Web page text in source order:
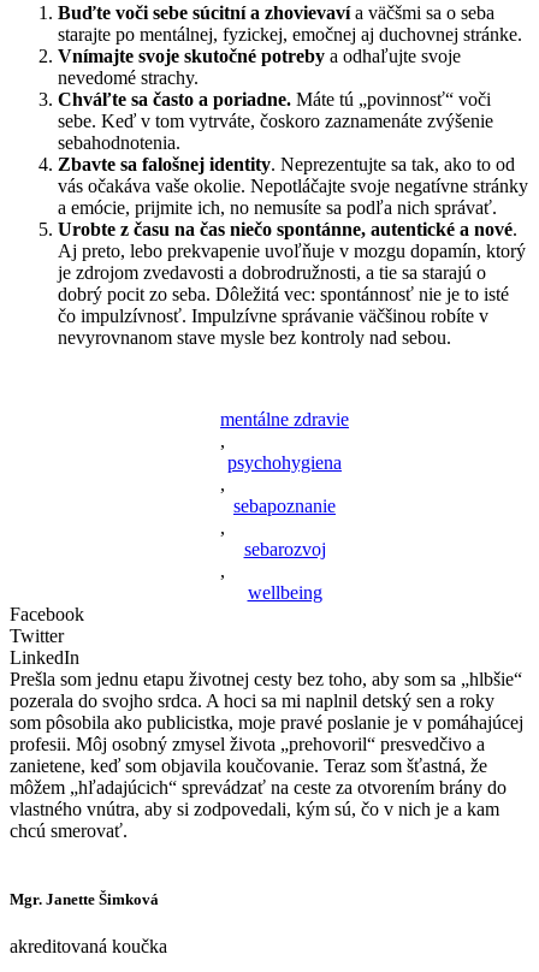
Buďte voči sebe súcitní a zhovievavía väčšmi sa o seba
starajte po mentálnej, fyzickej, emočnej aj duchovnej stránke.
Vnímajte svoje skutočné potreby a odhaľujte svoje
nevedomé strachy.
Chváľte sa často a poriadne. Máte tú „povinnosť“ voči
sebe. Keď v tom vytrváte, čoskoro zaznamenáte zvýšenie
sebahodnotenia.
Zbavte sa falošnej identity. Neprezentujte sa tak, ako to od
vás očakáva vaše okolie. Nepotláčajte svoje negatívne stránky
a emócie, prijmite ich, no nemusíte sa podľa nich správať.
Urobte z času na čas niečo spontánne, autentické a nové.
Aj preto, lebo prekvapenie uvoľňuje v mozgu dopamín, ktorý
je zdrojom zvedavosti a dobrodružnosti, a tie sa starajú o
dobrý pocit zo seba. Dôležitá vec: spontánnosť nie je to isté
čo impulzívnosť. Impulzívne správanie väčšinou robíte v
nevyrovnanom stave mysle bez kontroly nad sebou.
mentálne zdravie
,
psychohygiena
,
sebapoznanie
,
sebarozvoj
,
wellbeing
Facebook
Twitter
LinkedIn
Prešla som jednu etapu životnej cesty bez toho, aby som sa „hlbšie“
pozerala do svojho srdca. A hoci sa mi naplnil detský sen a roky
som pôsobila ako publicistka, moje pravé poslanie je v pomáhajúcej
profesii. Môj osobný zmysel života „prehovoril“ presvedčivo a
zanietene, keď som objavila koučovanie. Teraz som šťastná, že
môžem „hľadajúcich“ sprevádzať na ceste za otvorením brány do
vlastného vnútra, aby si zodpovedali, kým sú, čo v nich je a kam
chcú smerovať.
Mgr. Janette Šimková
akreditovaná koučka